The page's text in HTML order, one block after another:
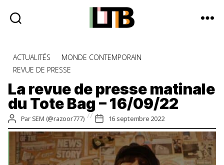
Bag
Média
d'information
quotidienne
Catégories
ACTUALITÉS
MONDE CONTEMPORAIN
REVUE DE PRESSE
La revue de presse matinale
du Tote Bag – 16/09/22
Auteur
de
l’article
ParSEM (@razoor777)
Date
de
l’article
16 septembre 2022